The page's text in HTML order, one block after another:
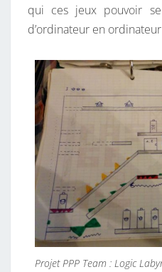
qui ces jeux pouvoir
d’ordinateur en
Projet PPP Team : Logic